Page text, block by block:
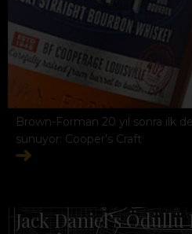
Brown-Forman 20 yıl sonra ilk
sunuyor: Cooper's Craft
Jack Daniel’s Ödüllü